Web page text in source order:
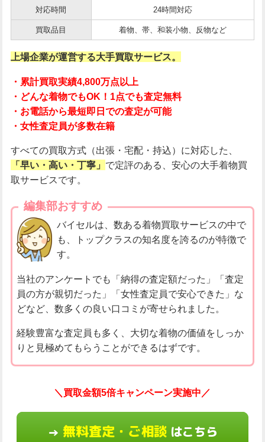
対応時間 24時間対応
買取品目 着物、帯、和装小物、反物など
上場企業が運営する大手買取サービス。
・累計買取実績4,800万点以上
・どんな着物でもOK！1点でも査定無料
・お電話から最短即日での査定が可能
・女性査定員が多数在籍
すべての買取方式（出張・宅配・持込）に対応した、
「早い・高い・丁寧」 で定評のある、安心の大手着物買
取サービスです。
編集部おすすめ
バイセルは、数ある着物買取サービスの中で
も、トップクラスの知名度を誇るのが特徴で
す。
当社のアンケートでも「納得の査定額だった」「査定
員の方が親切だった」「女性査定員で安心できた」な
どなど、数多くの良い口コミが寄せられました。
経験豊富な査定員も多く、大切な着物の価値をしっか
りと見極めてもらうことができるはずです。
＼買取金額5倍キャンペーン実施中／
→ 無料査定・ご相談はこちら